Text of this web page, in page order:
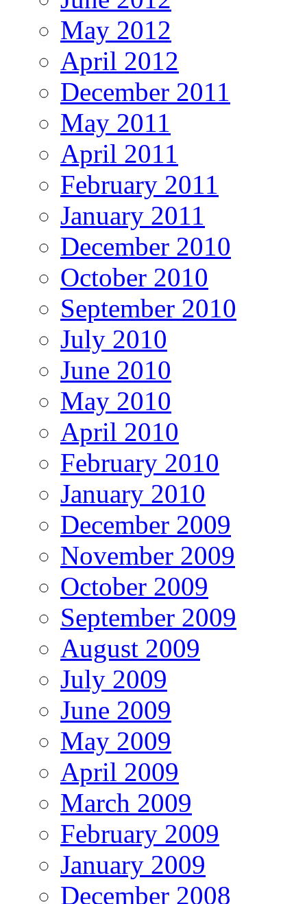
May 2012
April 2012
December 2011
May 2011
April 2011
February 2011
January 2011
December 2010
October 2010
September 2010
July 2010
June 2010
May 2010
April 2010
February 2010
January 2010
December 2009
November 2009
October 2009
September 2009
August 2009
July 2009
June 2009
May 2009
April 2009
March 2009
February 2009
January 2009
December 2008